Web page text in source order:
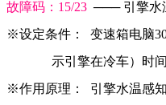
故障码：15/23 ─── 引擎水
※设定条件：  变速箱电脑
示引擎在冷车
※作用原理：  引擎水温感